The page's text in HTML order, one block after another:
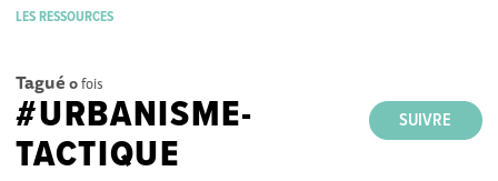
LES RESSOURCES
Tagué 0fois
SUIVRE
#URBANISME-
TACTIQUE